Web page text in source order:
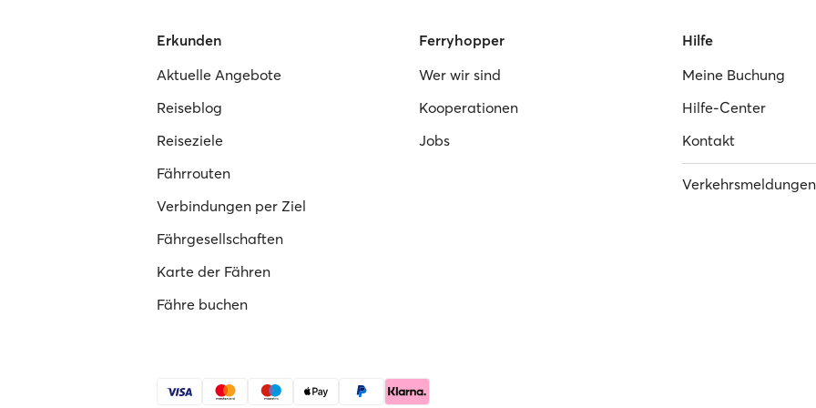
Erkunden
Aktuelle Angebote
Reiseblog
Reiseziele
Fährrouten
Verbindungen per Ziel
Fährgesellschaften
Karte der Fähren
Fähre buchen
Ferryhopper
Wer wir sind
Kooperationen
Jobs
Hilfe
Meine Buchung
Hilfe-Center
Kontakt
Verkehrsmeldungen